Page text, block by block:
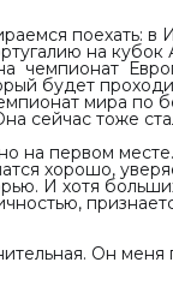
поехать: в
на кубок
чемпионат
будет
мира по
сейчас тоже
на первом
хорошо,
И хотя
Он